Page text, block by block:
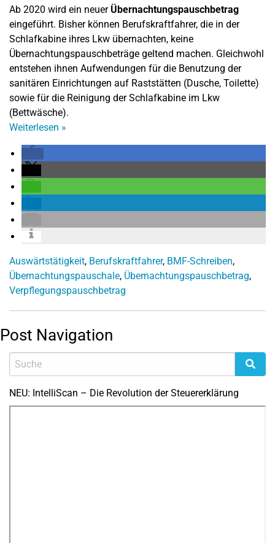
Ab 2020 wird ein neuer Übernachtungspauschbetrag
eingeführt. Bisher können Berufskraftfahrer, die in der
Schlafkabine ihres Lkw übernachten, keine
Übernachtungspauschbeträge geltend machen. Gleichwohl
entstehen ihnen Aufwendungen für die Benutzung der
sanitären Einrichtungen auf Raststätten (Dusche, Toilette)
sowie für die Reinigung der Schlafkabine im Lkw
(Bettwäsche).
Weiterlesen »
Auswärtstätigkeit, Berufskraftfahrer, BMF-Schreiben,
Übernachtungspauschale, Übernachtungspauschbetrag,
Verpflegungspauschbetrag
Post Navigation
NEU: IntelliScan – Die Revolution der Steuererklärung